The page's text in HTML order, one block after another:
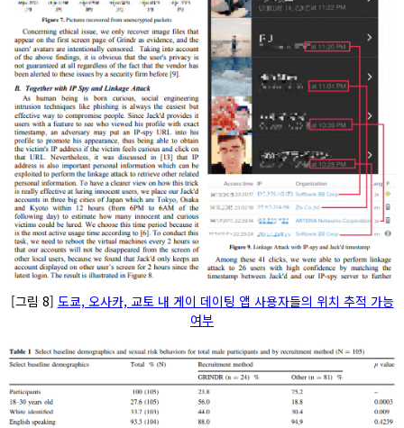
[그림 8] 도쿄, 오사카, 교토 내 게이 데이팅 앱 사용자들의 위치 추적 가능
여부